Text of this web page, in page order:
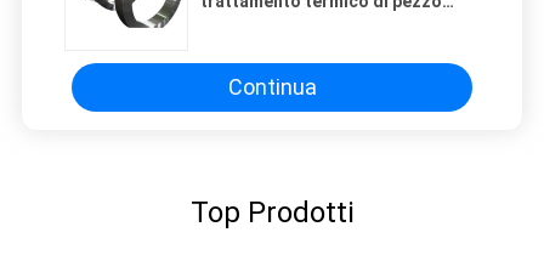
Continua
Top Prodotti